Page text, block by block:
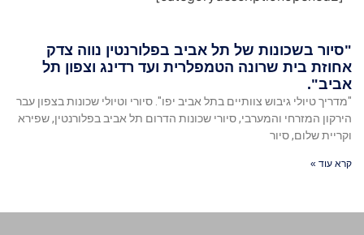
"סיור בשכונות של תל אביב בפלורנטין נווה צדק
אחוזת בית שרונה הטמפלרית ועד רדינג וצפון תל
אביב".
"מדריך טיולי גיבוש צוותיים בתל אביב יפו". סיורי וטיולי שכונות בצפון עבר
הירקון המזרחי והמערבי, סיורי שכונות הדרום תל אביב בפלורנטין, שפירא
וקריית שלום, סיור
קרא עוד »